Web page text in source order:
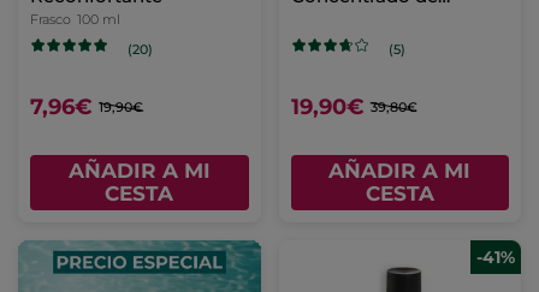
Frasco 100 ml
(20)
7,96€ 19,90€
AÑADIR A MI
CESTA
(5)
19,90€ 39,80€
AÑADIR A MI
CESTA
-41%